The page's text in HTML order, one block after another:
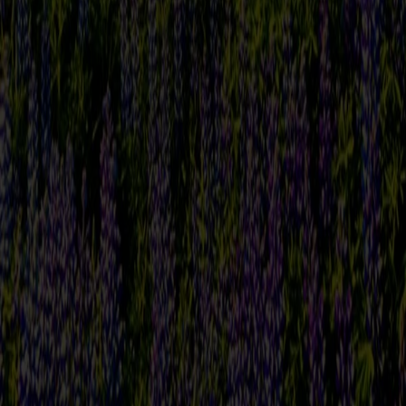
Príroda
Hlavné atrakcie
Duny Maspalomas Roque Nublo Las PalmasPuerto de Mogán
Pláž
Las Canteras
Mám záujem o túto destináciu
Nájdite najlacnejšie letenky
Prezrite si aktuálne ceny leteniek a vyberte si ten najlepší termín pre
vašu cestu
Podobné destinácie
Dubaj ,Spojené arabské emiráty
Zobraziť detaily Mám záujem o destináciu
Bali, Indonézia